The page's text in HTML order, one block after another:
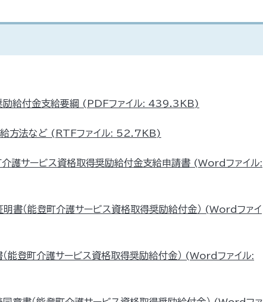
励給付金支給要綱 (PDFファイル: 439.3KB)
給方法など (RTFファイル: 52.7KB)
介護サービス資格取得奨励給付金支給申請書 (Wordファイル:
書（能登町介護サービス資格取得奨励給付金） (Wordファイ
能登町介護サービス資格取得奨励給付金） (Wordファイル: